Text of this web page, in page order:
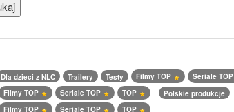
Dla dzieci z NLC Trailery Testy Filmy TOP Seriale TOP
Filmy TOP Seriale TOP TOP Polskie produkcje
Filmy TOP Seriale TOP TOP